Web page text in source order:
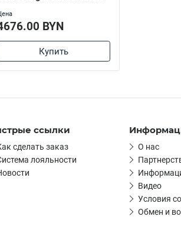
BYN
Купить
ссылки
сделать заказ
лояльности
О нас
Видео
Условия
Обмен и